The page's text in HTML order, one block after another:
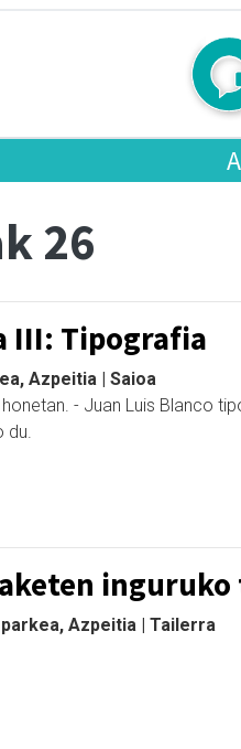
26
III: Tipografia
Azpeitia | Saioa
- Juan Luis Blanco
du.
Azpeitia | Tailerra